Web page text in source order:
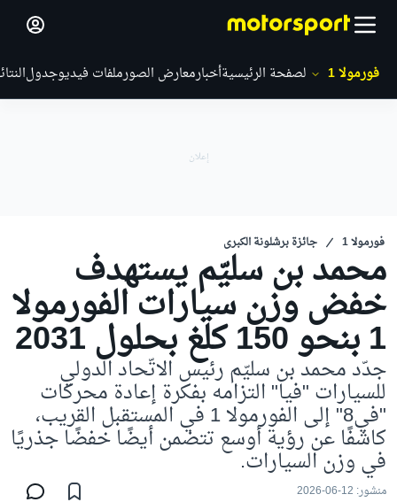
فورمولا 1 الصفحة الرئيسيةأخبارمعارض الصورملفات فيديوجدول
فورمولا 1 جائزة برشلونة الكبرى
محمد بن سليّم يستهدف
خفض وزن سيارات الفورمولا
1 بنحو 150 كلغ بحلول 2031
جدّد محمد بن سليّم رئيس الاتّحاد الدولي
للسيارات "فيا" التزامه بفكرة إعادة محركات
"في8" إلى الفورمولا 1 في المستقبل القريب،
كاشفًا عن رؤية أوسع تتضمن أيضًا خفضًا جذريًا
في وزن السيارات.
منشور: 12-06-2026